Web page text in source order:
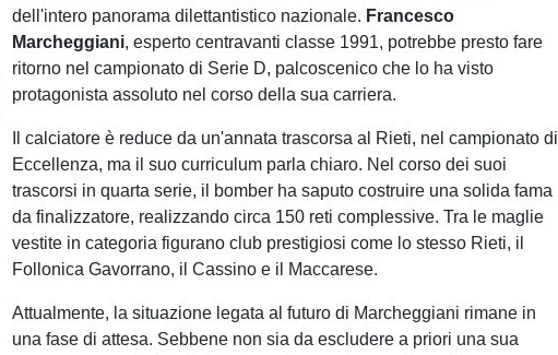
dell'intero panorama dilettantistico nazionale. Francesco
Marcheggiani, esperto centravanti classe 1991, potrebbe presto fare
ritorno nel campionato di Serie D, palcoscenico che lo ha visto
protagonista assoluto nel corso della sua carriera.
Il calciatore è reduce da un'annata trascorsa al Rieti, nel campionato di
Eccellenza, ma il suo curriculum parla chiaro. Nel corso dei suoi
trascorsi in quarta serie, il bomber ha saputo costruire una solida fama
da finalizzatore, realizzando circa 150 reti complessive. Tra le maglie
vestite in categoria figurano club prestigiosi come lo stesso Rieti, il
Follonica Gavorrano, il Cassino e il Maccarese.
Attualmente, la situazione legata al futuro di Marcheggiani rimane in
una fase di attesa. Sebbene non sia da escludere a priori una sua